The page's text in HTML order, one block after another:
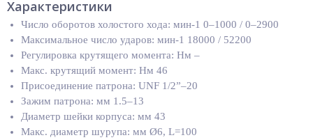
Характеристики
Число оборотов холостого хода: мин-1 0–1000 / 0–2900
Максимальное число ударов: мин-1 18000 / 52200
Регулировка крутящего момента: Нм –
Макс. крутящий момент: Нм 46
Присоединение патрона: UNF 1/2”–20
Зажим патрона: мм 1.5–13
Диаметр шейки корпуса: мм 43
Макс. диаметр шурупа: мм Ø6, L=100